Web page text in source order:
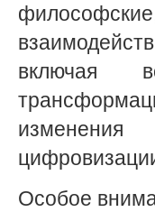
включая
Особое